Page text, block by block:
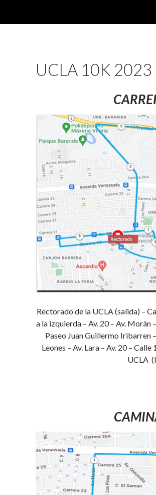
UCLA 10K 2023
Rectorado de la UCLA (salida) –
a la izquierda – Av. 20 – Av. Morán
Paseo Juan Guillermo Iribarren
Leones – Av. Lara – Av. 20 –
UCLA